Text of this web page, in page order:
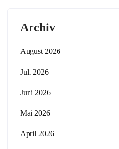
Archiv
August 2026
Juli 2026
Juni 2026
Mai 2026
April 2026